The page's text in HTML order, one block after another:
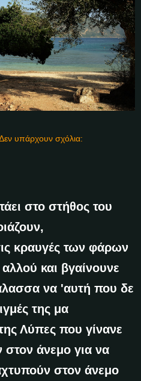
υπάρχουν σχόλια:
στο στήθος του
κραυγές των φάρων
και βγαίνουνε
να 'αυτή που δε
της μα
Λύπες που γίνανε
στον άνεμο για να
στον άνεμο